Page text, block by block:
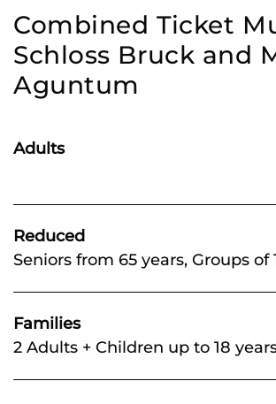
Combined Ticket
Schloss Bruck and
Aguntum
Adults
Reduced
Seniors from 65 years, Groups
Families
2 Adults + Children up to 18